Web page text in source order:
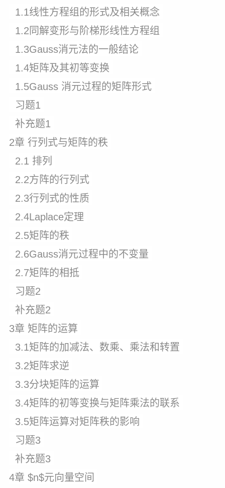
1.1线性方程组的形式及相关概念
1.2同解变形与阶梯形线性方程组
1.3Gauss消元法的一般结论
1.4矩阵及其初等变换
1.5Gauss 消元过程的矩阵形式
习题1
补充题1
2章 行列式与矩阵的秩
2.1 排列
2.2方阵的行列式
2.3行列式的性质
2.4Laplace定理
2.5矩阵的秩
2.6Gauss消元过程中的不变量
2.7矩阵的相抵
习题2
补充题2
3章 矩阵的运算
3.1矩阵的加减法、数乘、乘法和转置
3.2矩阵求逆
3.3分块矩阵的运算
3.4矩阵的初等变换与矩阵乘法的联系
3.5矩阵运算对矩阵秩的影响
习题3
补充题3
4章 $n$元向量空间